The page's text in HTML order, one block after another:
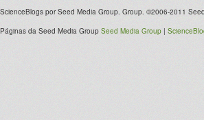
ScienceBlogs por Seed Media Group. Group. ©2006-2011
Páginas da Seed Media Group Seed Media Group |